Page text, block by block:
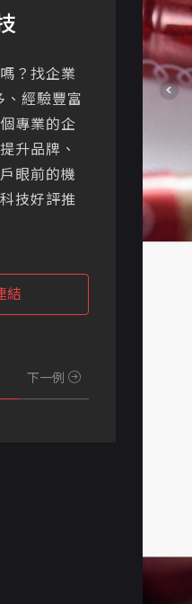
？找企業
、經驗豐富
專業的企
升品牌、
眼前的機
技好評推
結
下一例